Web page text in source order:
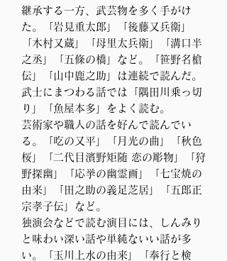
継承する一方、武芸物を多く手がけ
た。「岩見重太郎」「後藤又兵衛」
「木村又蔵」「母里太兵衛」「溝口半
之丞」「五條の橋」など。「笹野名槍
伝」「山中鹿之助」は連続で読んだ。
武士にまつわる話では「隅田川乗っ切
り」「魚屋本多」をよく読む。
芸術家や職人の話を好んで読んでい
る。「吃の又平」「月光の曲」「秋色
桜」「二代目濱野矩随 恋の彫物」「狩
野探幽」「応挙の幽霊画」「七宝焼の
由来」「田之助の義足芝居」「五郎正
宗孝子伝」など。
独演会などで読む演目には、しんみり
と味わい深い話や単純ないい話が多
い。
「玉川上水の由来」「奉行と検